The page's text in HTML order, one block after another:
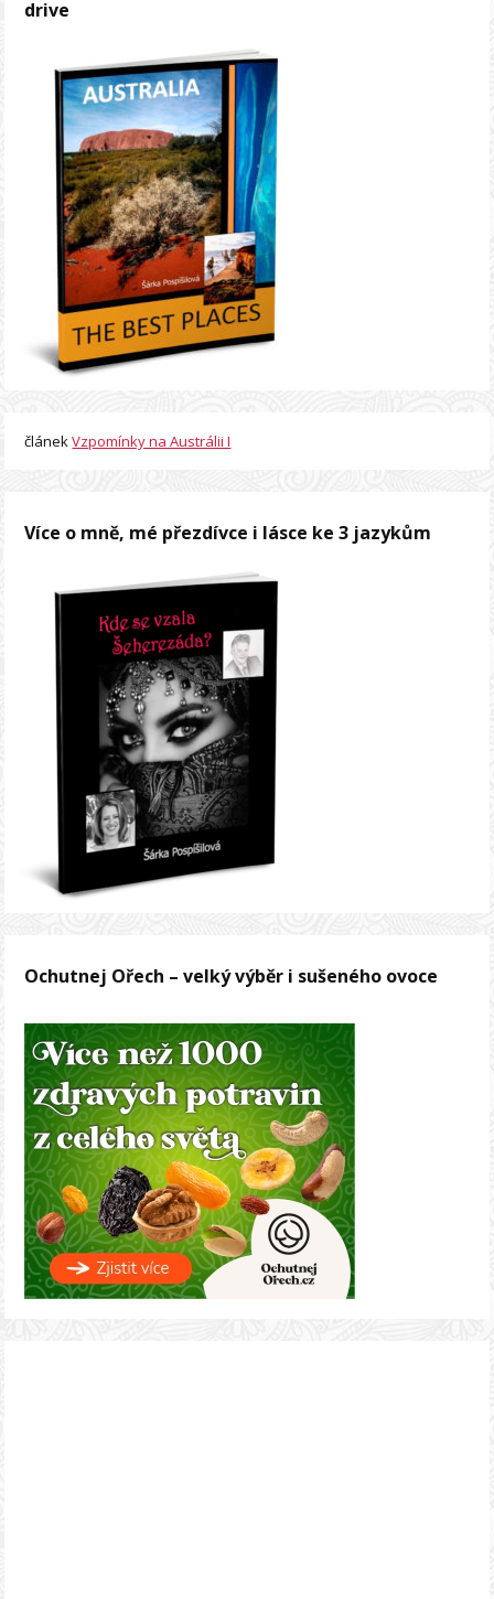
drive
článekVzpomínky na Austrálii I
Více o mně, mé přezdívce i lásce ke 3 jazykům
Ochutnej Ořech – velký výběr i sušeného ovoce